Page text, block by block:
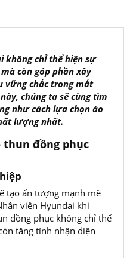
không chỉ thể hiện sự
còn góp phần xây
vững chắc trong mắt
chúng ta sẽ cùng tìm
như cách lựa chọn áo
lượng nhất.
thun đồng phục
tạo ấn tượng mạnh mẽ
viên Hyundai khi
đồng phục không chỉ thể
tăng tính nhận diện